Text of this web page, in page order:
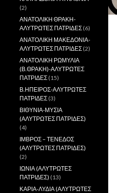
(2)
ΑΝΑΤΟΛΙΚΗ ΘΡΑΚΗ-
ΑΛΥΤΡΩΤΕΣ ΠΑΤΡΙΔΕΣ (6)
ΑΝΑΤΟΛΙΚΗ ΜΑΚΕΔΟΝΙΑ-
ΑΛΥΤΡΩΤΕΣ ΠΑΤΡΙΔΕΣ (2)
ΑΝΑΤΟΛΙΚΗ ΡΩΜΥΛΙΑ
(Β.ΘΡΑΚΗ)-ΑΛΥΤΡΩΤΕΣ
ΠΑΤΡΙΔΕΣ (15)
Β.ΗΠΕΙΡΟΣ-ΑΛΥΤΡΩΤΕΣ
ΠΑΤΡΙΔΕΣ (3)
ΒΙΘΥΝΙΑ-ΜΥΣΙΑ
(ΑΛΥΤΡΩΤΕΣ ΠΑΤΡΙΔΕΣ)
(4)
ΙΜΒΡΟΣ – ΤΕΝΕΔΟΣ
(ΑΛΥΤΡΩΤΕΣ ΠΑΤΡΙΔΕΣ)
(2)
ΙΩΝΙΑ (ΑΛΥΤΡΩΤΕΣ
ΠΑΤΡΙΔΕΣ) (13)
ΚΑΡΙΑ-ΛΥΔΙΑ (ΑΛΥΤΡΩΤΕΣ